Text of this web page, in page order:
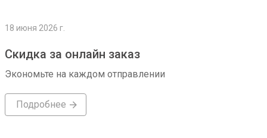
18 июня 2026 г.
Скидка за онлайн заказ
Экономьте на каждом отправлении
Подробнее